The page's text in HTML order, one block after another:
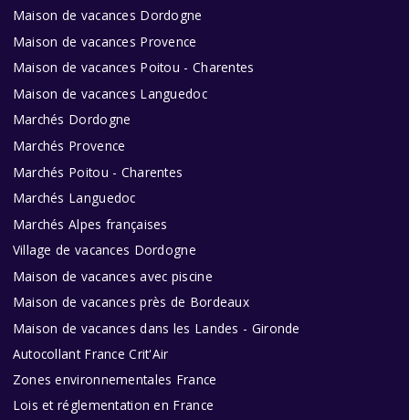
Maison de vacances Dordogne
Maison de vacances Provence
Maison de vacances Poitou - Charentes
Maison de vacances Languedoc
Marchés Dordogne
Marchés Provence
Marchés Poitou - Charentes
Marchés Languedoc
Marchés Alpes françaises
Village de vacances Dordogne
Maison de vacances avec piscine
Maison de vacances près de Bordeaux
Maison de vacances dans les Landes - Gironde
Autocollant France Crit'Air
Zones environnementales France
Lois et réglementation en France